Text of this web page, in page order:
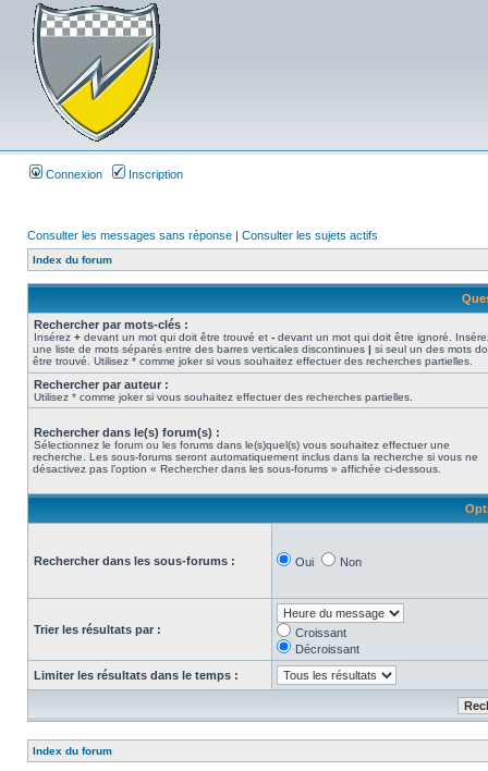
Connexion Inscription
Consulter les messages sans réponse | Consulter les sujets actifs
Index du forum
Rechercher par mots-clés :
Insérez + devant un mot qui doit être trouvé et - devant un mot qui doit être ignoré.
une liste de mots séparés entre des barres verticales discontinues | si seul un des mots
être trouvé. Utilisez * comme joker si vous souhaitez effectuer des recherches partielles.
Rechercher par auteur :
Utilisez * comme joker si vous souhaitez effectuer des recherches partielles.
Rechercher dans le(s) forum(s) :
Sélectionnez le forum ou les forums dans le(s)quel(s) vous souhaitez effectuer une
recherche. Les sous-forums seront automatiquement inclus dans la recherche si vous ne
désactivez pas l’option « Rechercher dans les sous-forums » affichée ci-dessous.
Rechercher dans les sous-forums : Oui Non
Trier les résultats par :
Croissant
Décroissant
Limiter les résultats dans le temps :
Index du forum